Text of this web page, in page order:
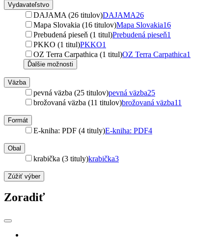
Vydavateľstvo
DAJAMA (26 titulov)DAJAMA26
Mapa Slovakia (16 titulov)Mapa Slovakia16
Prebudená pieseň (1 titul)Prebudená pieseň1
PKKO (1 titul)PKKO1
OZ Terra Carpathica (1 titul)OZ Terra Carpathica1
Ďalšie možnosti
Väzba
pevná väzba (25 titulov)pevná väzba25
brožovaná väzba (11 titulov)brožovaná väzba11
Formát
E-kniha: PDF (4 tituly)E-kniha: PDF4
Obal
krabička (3 tituly)krabička3
Zúžiť výber
Zoradiť